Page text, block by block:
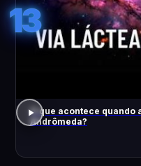
13
O que acontece quando
Andrômeda?